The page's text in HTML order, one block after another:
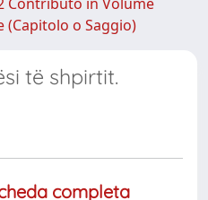
o Saggio)
të shpirtit.
completa